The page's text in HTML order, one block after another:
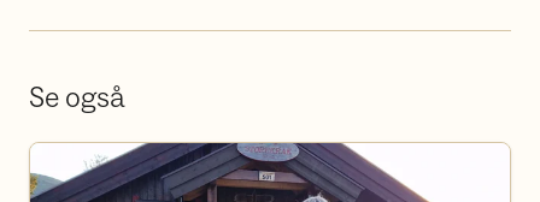
Se også
Bli frivillig i DNT Ringerike